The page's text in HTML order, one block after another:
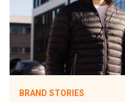
BRAND STORIES